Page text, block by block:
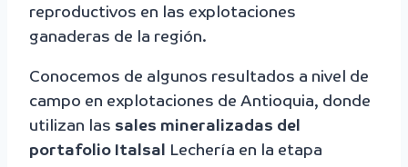
reproductivos en las explotaciones
ganaderas de la región.
Conocemos de algunos resultados a nivel de
campo en explotaciones de Antioquia, donde
utilizan las sales mineralizadas del
portafolio Italsal
Lechería en la etapa